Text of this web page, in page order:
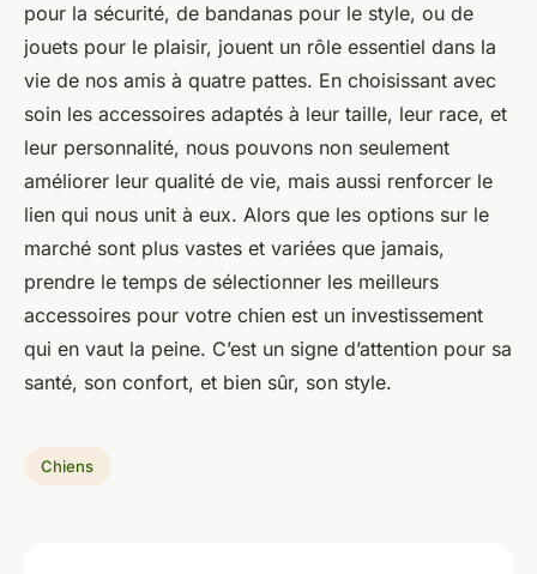
pour la sécurité, de bandanas pour le style, ou de
jouets pour le plaisir, jouent un rôle essentiel dans la
vie de nos amis à quatre pattes. En choisissant avec
soin les accessoires adaptés à leur taille, leur race, et
leur personnalité, nous pouvons non seulement
améliorer leur qualité de vie, mais aussi renforcer le
lien qui nous unit à eux. Alors que les options sur le
marché sont plus vastes et variées que jamais,
prendre le temps de sélectionner les meilleurs
accessoires pour votre chien est un investissement
qui en vaut la peine. C’est un signe d’attention pour sa
santé, son confort, et bien sûr, son style.
Chiens